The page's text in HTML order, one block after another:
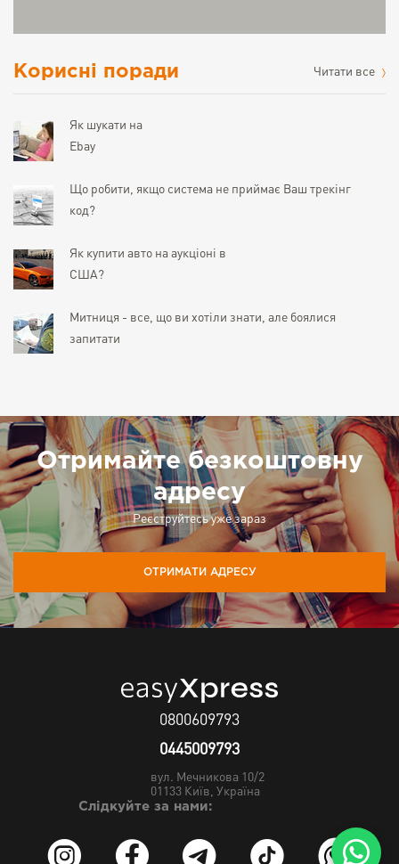
Корисні поради Читати все
Як шукати на
Ebay
Що робити, якщо система не приймає Ваш трекінг
код?
Як купити авто на аукціоні в
США?
Митниця - все, що ви хотіли знати, але боялися
запитати
Отримайте безкоштовну
адресу
Реєструйтесь уже зараз
ОТРИМАТИ АДРЕСУ
0800609793
0445009793
вул. Мечникова 10/2
01133 Київ, Україна
Слідкуйте за нами: